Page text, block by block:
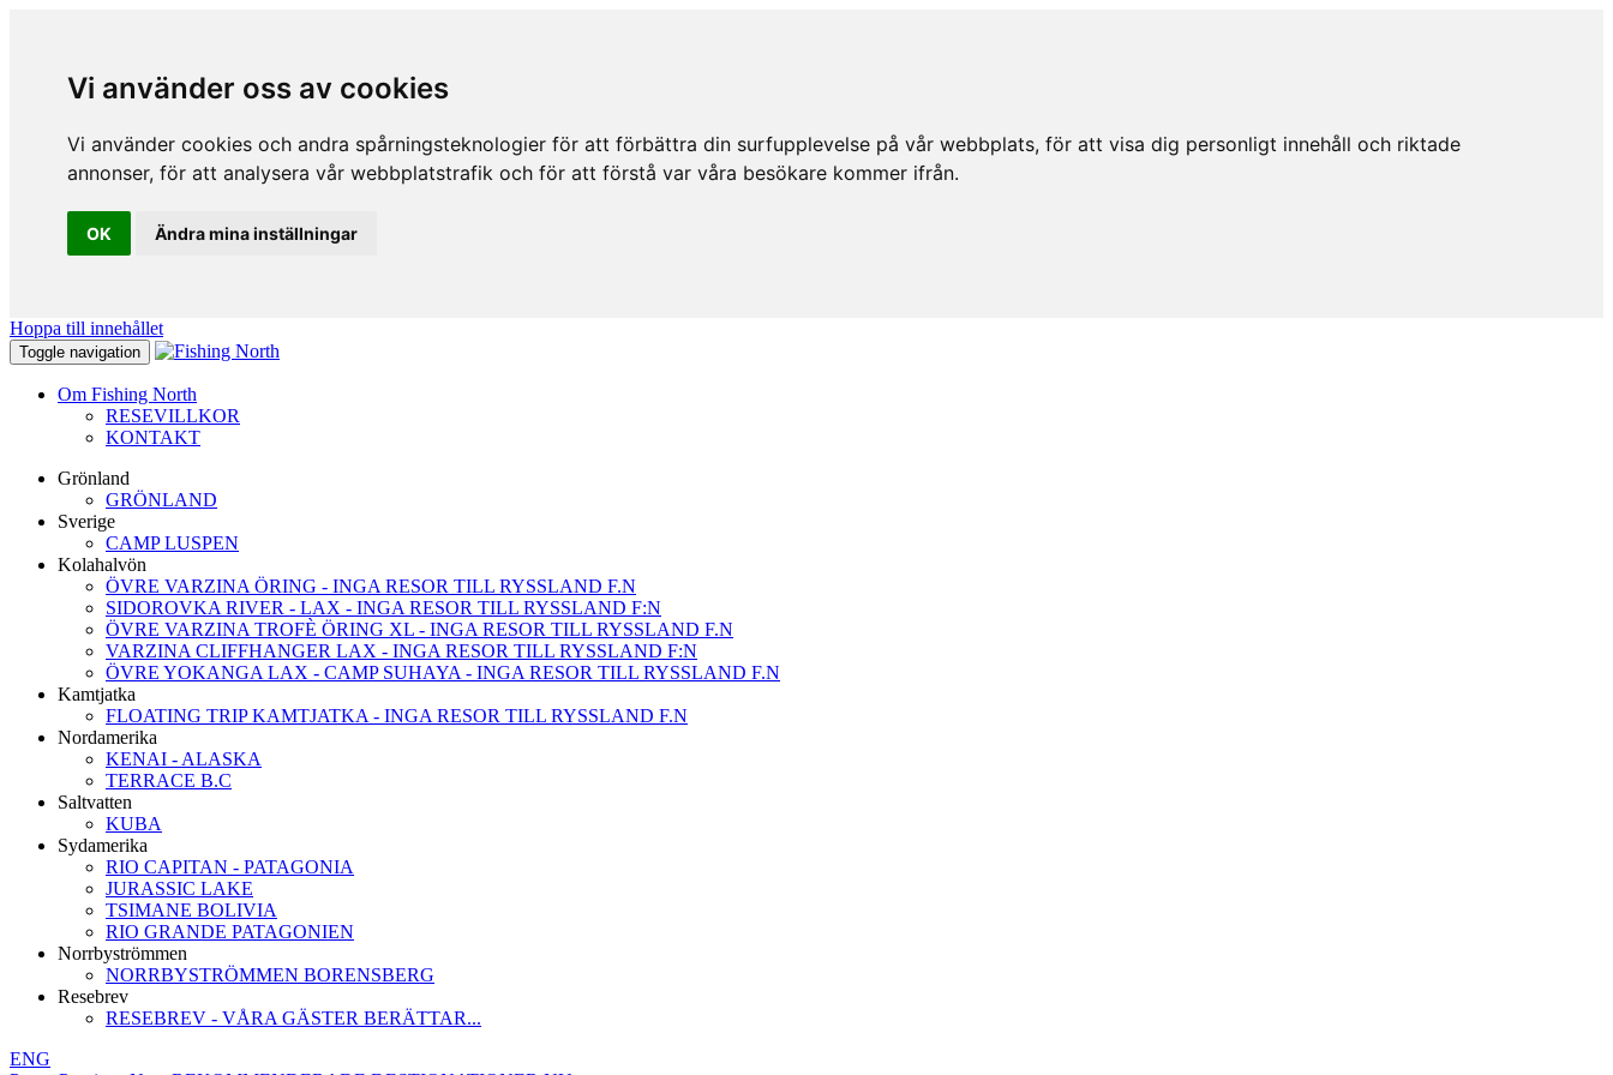
Vi använder oss av cookies
Vi använder cookies och andra spårningsteknologier för att förbättra din surfupplevelse på vår webbplats, för att visa dig personligt innehåll och riktade
annonser, för att analysera vår webbplatstrafik och för att förstå var våra besökare kommer ifrån.
OK Ändra mina inställningar
Hoppa till innehållet
Toggle navigation
Om Fishing North
RESEVILLKOR
KONTAKT
Grönland
GRÖNLAND
Sverige
CAMP LUSPEN
Kolahalvön
ÖVRE VARZINA ÖRING - INGA RESOR TILL RYSSLAND F.N
SIDOROVKA RIVER - LAX - INGA RESOR TILL RYSSLAND F:N
ÖVRE VARZINA TROFÈ ÖRING XL - INGA RESOR TILL RYSSLAND F.N
VARZINA CLIFFHANGER LAX - INGA RESOR TILL RYSSLAND F:N
ÖVRE YOKANGA LAX - CAMP SUHAYA - INGA RESOR TILL RYSSLAND F.N
Kamtjatka
FLOATING TRIP KAMTJATKA - INGA RESOR TILL RYSSLAND F.N
Nordamerika
KENAI - ALASKA
TERRACE B.C
Saltvatten
KUBA
Sydamerika
RIO CAPITAN - PATAGONIA
JURASSIC LAKE
TSIMANE BOLIVIA
RIO GRANDE PATAGONIEN
Norrbyströmmen
NORRBYSTRÖMMEN BORENSBERG
Resebrev
RESEBREV - VÅRA GÄSTER BERÄTTAR...
ENG